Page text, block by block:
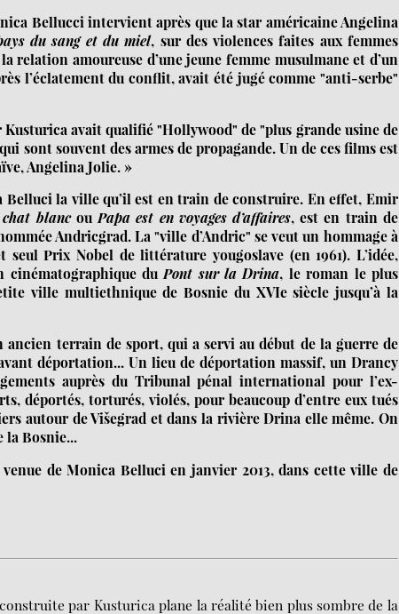
Bellucci intervient après que la star américaine Angelina
du sang et du miel, sur des violences faites aux femmes
amoureuse d’une jeune femme musulmane et d’un
l’éclatement du conflit, avait été jugé comme "anti-serbe"
avait qualifié "Hollywood" de "plus grande usine de
sont souvent des armes de propagande. Un de ces films est
Angelina Jolie. »
la ville qu’il est en train de construire. En effet, Emir
blancouPapa est en voyages d’affaires, est en train de
Andricgrad. La "ville d’Andric" se veut un hommage à
Prix Nobel de littérature yougoslave (en 1961). L’idée,
cinématographique duPont sur la Drina, le roman le plus
ville multiethnique de Bosnie du XVIe siècle jusqu’à la
terrain de sport, qui a servi au début de la guerre de
déportation... Un lieu de déportation massif, un Drancy
auprès du Tribunal pénal international pour l’ex-
déportés, torturés, violés, pour beaucoup d’entre eux tués
autour de Višegrad et dans la rivière Drina elle même. On
la Bosnie...
de Monica Belluci en janvier 2013, dans cette ville de
par Kusturica plane la réalité bien plus sombre de la